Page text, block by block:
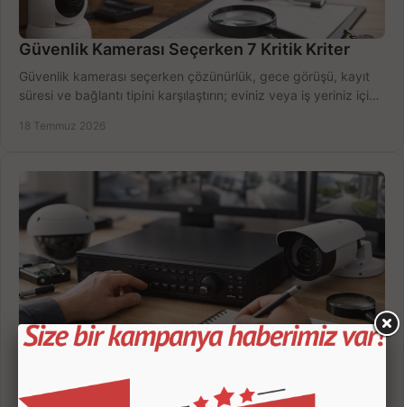
Güvenlik Kamerası Seçerken 7 Kritik Kriter
Güvenlik kamerası seçerken çözünürlük, gece görüşü, kayıt
süresi ve bağlantı tipini karşılaştırın; eviniz veya iş yeriniz için
18 Temmuz 2026
Kamera Kayıt Cihazı İncelemesi Nasıl Yapılır?
çözünürlük, disk kapasitesi ve uzaktan erişimi birlikte